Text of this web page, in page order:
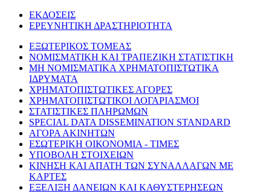
ΕΚΔΟΣΕΙΣ
ΕΡΕΥΝΗΤΙΚΗ ΔΡΑΣΤΗΡΙΟΤΗΤΑ
ΕΞΩΤΕΡΙΚΟΣ ΤΟΜΕΑΣ
ΝΟΜΙΣΜΑΤΙΚΗ ΚΑΙ ΤΡΑΠΕΖΙΚΗ ΣΤΑΤΙΣΤΙΚΗ
ΜΗ ΝΟΜΙΣΜΑΤΙΚΑ ΧΡΗΜΑΤΟΠΙΣΤΩΤΙΚΑ
ΙΔΡΥΜΑΤΑ
ΧΡΗΜΑΤΟΠΙΣΤΩΤΙΚΕΣ ΑΓΟΡΕΣ
ΧΡΗΜΑΤΟΠΙΣΤΩΤΙΚΟΙ ΛΟΓΑΡΙΑΣΜΟΙ
ΣΤΑΤΙΣΤΙΚΕΣ ΠΛΗΡΩΜΩΝ
SPECIAL DATA DISSEMINATION STANDARD
ΑΓΟΡΑ ΑΚΙΝΗΤΩΝ
ΕΣΩΤΕΡΙΚΗ ΟΙΚΟΝΟΜΙΑ - ΤΙΜΕΣ
ΥΠΟΒΟΛΗ ΣΤΟΙΧΕΙΩΝ
ΚΙΝΗΣΗ ΚΑΙ ΑΠΑΤΗ ΤΩΝ ΣΥΝΑΛΛΑΓΩΝ ΜΕ
ΚΑΡΤΕΣ
ΕΞΕΛΙΞΗ ΔΑΝΕΙΩΝ ΚΑΙ ΚΑΘΥΣΤΕΡΗΣΕΩΝ